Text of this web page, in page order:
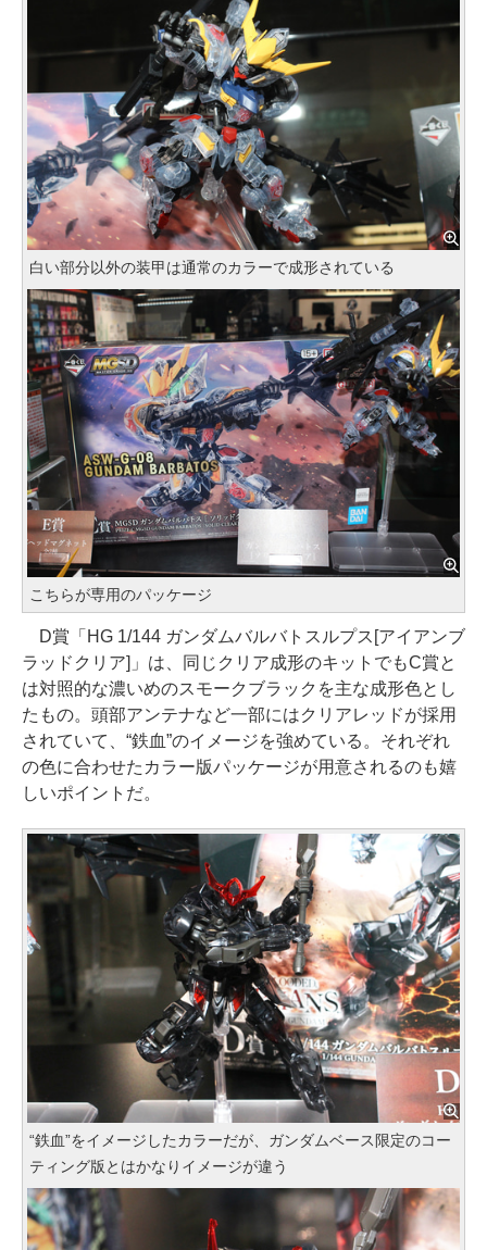
白い部分以外の装甲は通常のカラーで成形されている
こちらが専用のパッケージ
D賞「HG 1/144 ガンダムバルバトスルプス[アイアンブ
ラッドクリア]」は、同じクリア成形のキットでもC賞と
は対照的な濃いめのスモークブラックを主な成形色とし
たもの。頭部アンテナなど一部にはクリアレッドが採用
されていて、“鉄血”のイメージを強めている。それぞれ
の色に合わせたカラー版パッケージが用意されるのも嬉
しいポイントだ。
“鉄血”をイメージしたカラーだが、ガンダムベース限定のコー
ティング版とはかなりイメージが違う